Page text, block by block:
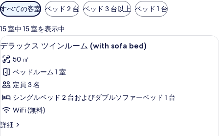
利
用
可
能
な
客
室
の
り
込
み
すべての客室 ベッド 2 台 ベッド 3 台以上 ベッド 1 台
15 室中 15 室を表示中
デ
ラ
ッ
ク
ス
ツ
ン
デラックス ツインルーム (with sofa
17
デラックス ツインルーム (with sofa bed)
50 ㎡
ベッドルーム 1 室
定員 3 名
シングルベッド 2 台およびダブルソファーベッド 1 台
WiFi (無料)
詳細
デ